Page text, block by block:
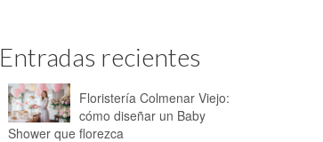
Entradas recientes
Floristería Colmenar Viejo:
cómo diseñar un Baby
Shower que florezca